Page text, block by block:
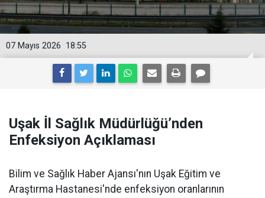
18:55
07 Mayıs 2026
Uşak İl Sağlık Müdürlüğü’nden
Enfeksiyon Açıklaması
Bilim ve Sağlık Haber Ajansı'nın Uşak Eğitim ve
Araştırma Hastanesi'nde enfeksiyon oranlarının